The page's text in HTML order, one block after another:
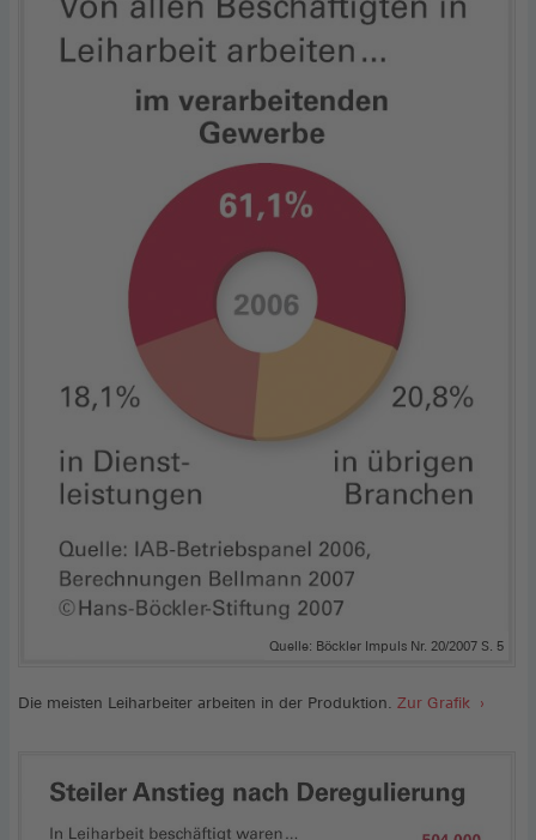
Quelle: Böckler Impuls Nr. 20/2007 S. 5
Die meisten Leiharbeiter arbeiten in der Produktion. Zur Grafik